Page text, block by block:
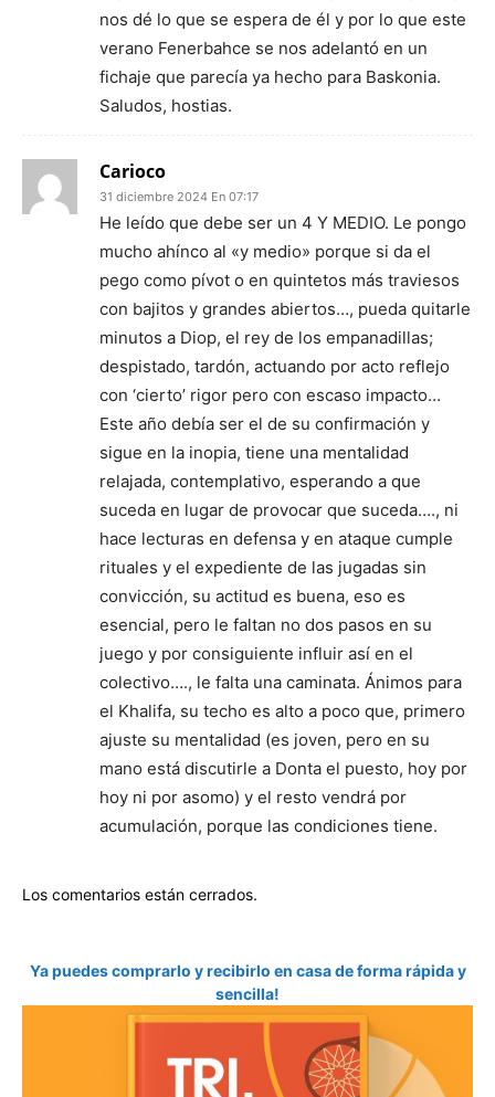
nos dé lo que se espera de él y por lo que este
verano Fenerbahce se nos adelantó en un
fichaje que parecía ya hecho para Baskonia.
Saludos, hostias.
Carioco
31 diciembre 2024 En 07:17
He leído que debe ser un 4 Y MEDIO. Le pongo
mucho ahínco al «y medio» porque si da el
pego como pívot o en quintetos más traviesos
con bajitos y grandes abiertos…, pueda quitarle
minutos a Diop, el rey de los empanadillas;
despistado, tardón, actuando por acto reflejo
con ‘cierto’ rigor pero con escaso impacto…
Este año debía ser el de su confirmación y
sigue en la inopia, tiene una mentalidad
relajada, contemplativo, esperando a que
suceda en lugar de provocar que suceda…., ni
hace lecturas en defensa y en ataque cumple
rituales y el expediente de las jugadas sin
convicción, su actitud es buena, eso es
esencial, pero le faltan no dos pasos en su
juego y por consiguiente influir así en el
colectivo…., le falta una caminata. Ánimos para
el Khalifa, su techo es alto a poco que, primero
ajuste su mentalidad (es joven, pero en su
mano está discutirle a Donta el puesto, hoy por
hoy ni por asomo) y el resto vendrá por
acumulación, porque las condiciones tiene.
Los comentarios están cerrados.
Ya puedes comprarlo y recibirlo en casa de forma rápida y
sencilla!